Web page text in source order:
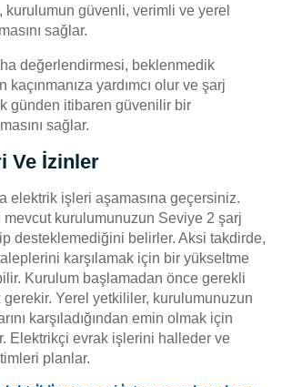
kurulumun güvenli, verimli ve yerel
sağlar.
değerlendirmesi, beklenmedik
kaçınmanıza yardımcı olur ve şarj
günden itibaren güvenilir bir
sağlar.
Ve İzinler
elektrik işleri aşamasına geçersiniz.
kurulumunuzun Seviye 2 şarj
desteklemediğini belirler. Aksi takdirde,
karşılamak için bir yükseltme
Kurulum başlamadan önce gerekli
gerekir. Yerel yetkililer, kurulumunuzun
karşıladığından emin olmak için
Elektrikçi evrak işlerini halleder ve
planlar.